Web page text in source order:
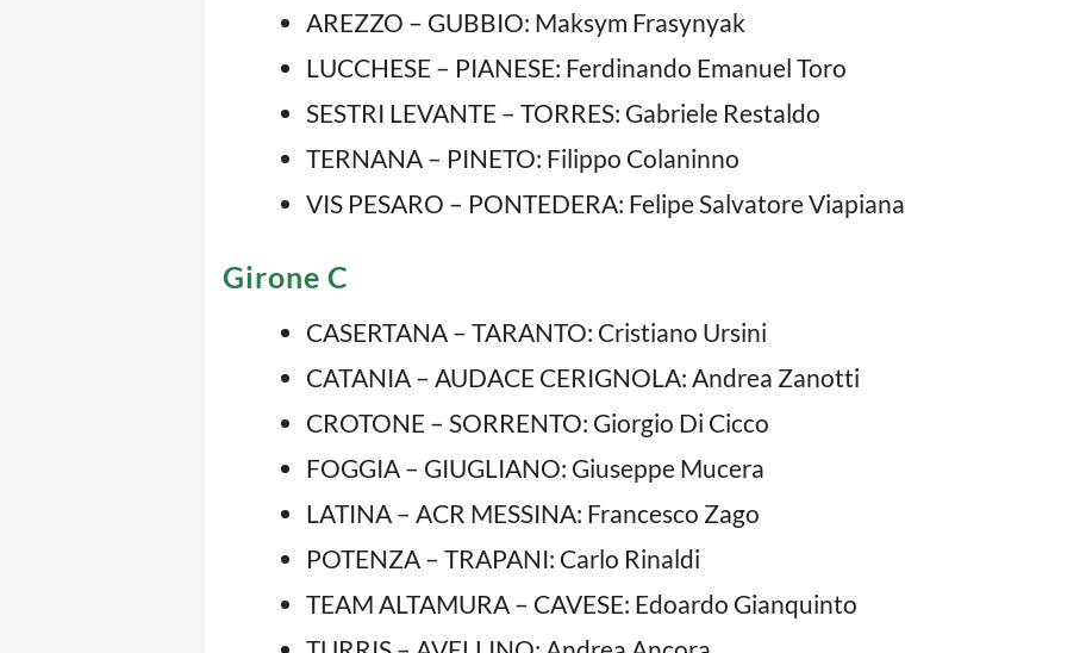
AREZZO – GUBBIO: Maksym Frasynyak
LUCCHESE – PIANESE: Ferdinando Emanuel Toro
SESTRI LEVANTE – TORRES: Gabriele Restaldo
TERNANA – PINETO: Filippo Colaninno
VIS PESARO – PONTEDERA: Felipe Salvatore Viapiana
Girone C
CASERTANA – TARANTO: Cristiano Ursini
CATANIA – AUDACE CERIGNOLA: Andrea Zanotti
CROTONE – SORRENTO: Giorgio Di Cicco
FOGGIA – GIUGLIANO: Giuseppe Mucera
LATINA – ACR MESSINA: Francesco Zago
POTENZA – TRAPANI: Carlo Rinaldi
TEAM ALTAMURA – CAVESE: Edoardo Gianquinto